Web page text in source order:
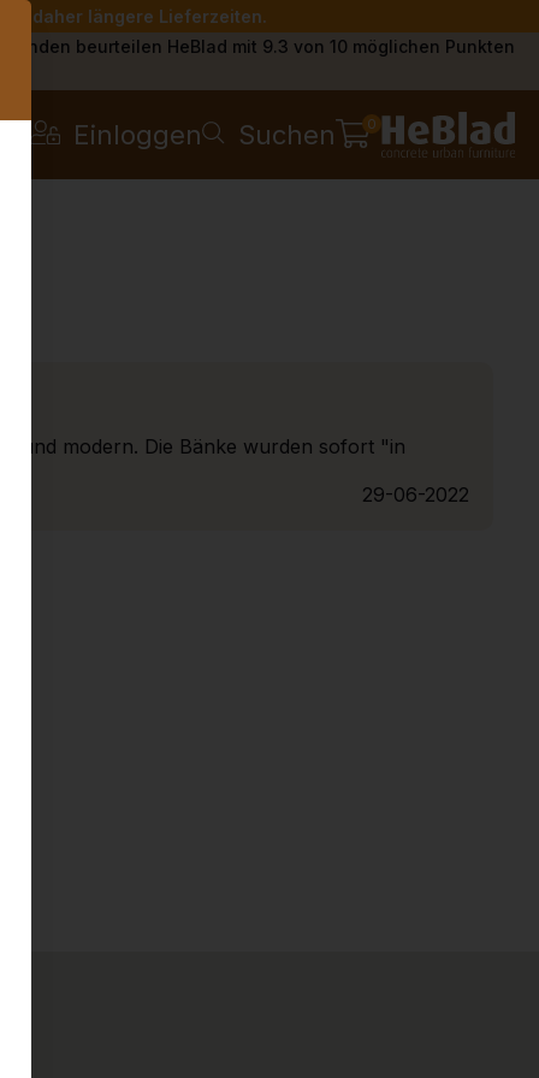
daher längere Lieferzeiten.
Kunden beurteilen HeBlad mit 9.3 von 10 möglichen Punkten
Einloggen Suchen 0
und modern. Die Bänke wurden sofort "in
29-06-2022